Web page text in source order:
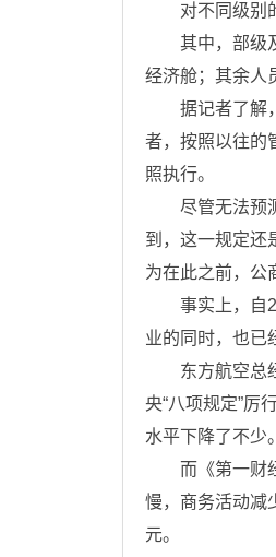
对不同级别的
其中，部级及
经济舱；其余人
据记者了解，
者，按照以往的
照执行。
尽管无法预测
到，这一规定还
为在此之前，公
事实上，自
业的同时，也已
东方航空总经
央“八项规定”厉
水平下降了不少
而《第一财经
慢，商务活动减
元。